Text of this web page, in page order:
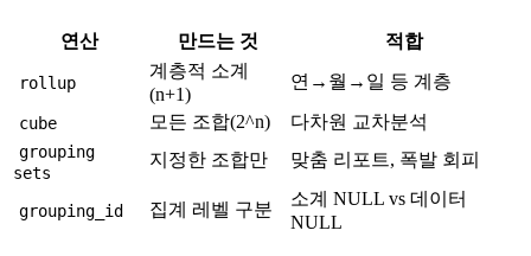
연산 만드는 것 적합
rollup
계층적 소계
(n+1)
연→월→일 등 계층
cube 모든 조합(2^n) 다차원 교차분석
grouping
sets
지정한 조합만 맞춤 리포트, 폭발 회피
grouping_id 집계 레벨 구분
소계 NULL vs 데이터
NULL